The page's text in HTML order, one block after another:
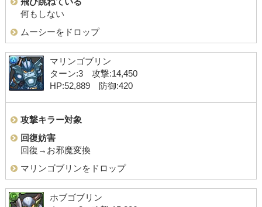
何もしない
ムーシーをドロップ
マリンゴブリン
ターン:3 攻撃:14,450
HP:52,889 防御:420
攻撃キラー対象
回復妨害
回復→お邪魔変換
マリンゴブリンをドロップ
ホブゴブリン